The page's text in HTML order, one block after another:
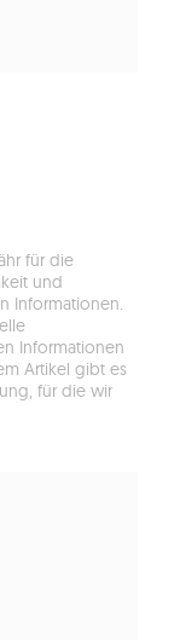
für die
und
Informationen.
Informationen
Artikel gibt es
für die wir